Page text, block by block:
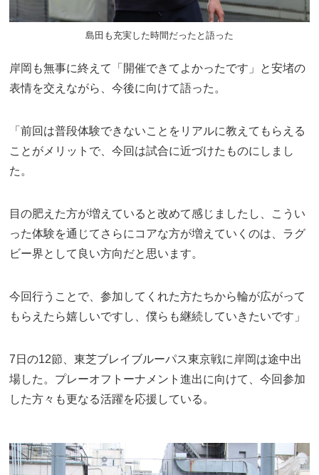
島田も充実した時間だったと語った
岸岡も無事に終えて「開催できてよかったです」と安堵の
表情を交えながら、今後に向けて語った。
「前回は普段体験できないことをリアルに教えてもらえる
ことがメリットで、今回は試合に近づけたものにしまし
た。
目の肥えた方が増えていると改めて感じましたし、こうい
った体験を通じてさらにコアな方が増えていくのは、ラグ
ビー界として良い方向だと思います。
今回行うことで、参加してくれた方たちから輪が広がって
もらえたら嬉しいですし、僕らも継続していきたいです」
7日の12節、東芝ブレイブルーパス東京戦に岸岡は途中出
場した。プレーオフトーナメント進出に向けて、今回参加
した方々も更なる活躍を応援している。